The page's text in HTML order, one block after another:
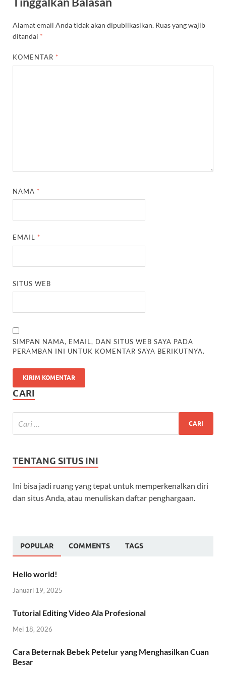
Alamat email Anda tidak akan dipublikasikan. Ruas yang wajib
ditandai *
KOMENTAR *
NAMA *
EMAIL *
SITUS WEB
SIMPAN NAMA, EMAIL, DAN SITUS WEB SAYA PADA
PERAMBAN INI UNTUK KOMENTAR SAYA BERIKUTNYA.
CARI
TENTANG SITUS INI
Ini bisa jadi ruang yang tepat untuk memperkenalkan diri
dan situs Anda, atau menuliskan daftar penghargaan.
POPULAR COMMENTS TAGS
Hello world!
Januari 19, 2025
Tutorial Editing Video Ala Profesional
Mei 18, 2026
Cara Beternak Bebek Petelur yang Menghasilkan Cuan
Besar